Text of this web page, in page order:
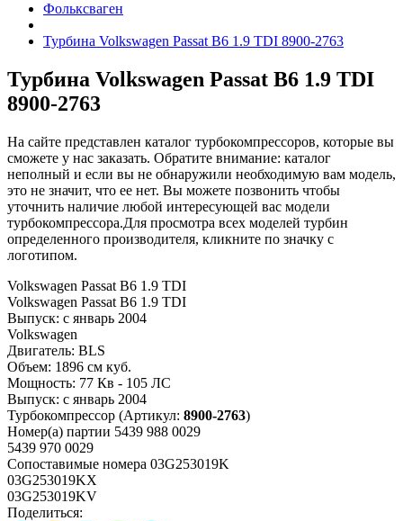
Фольксваген
Турбина Volkswagen Passat B6 1.9 TDI 8900-2763
Турбина Volkswagen Passat B6 1.9 TDI
8900-2763
На сайте представлен каталог турбокомпрессоров, которые вы
сможете у нас заказать. Обратите внимание: каталог
неполный и если вы не обнаружили необходимую вам модель,
это не значит, что ее нет. Вы можете позвонить чтобы
уточнить наличие любой интересующей вас модели
турбокомпрессора.Для просмотра всех моделей турбин
определенного производителя, кликните по значку с
логотипом.
Volkswagen Passat B6 1.9 TDI
Volkswagen Passat B6 1.9 TDI
Выпуск: с январь 2004
Volkswagen
Двигатель: BLS
Объем: 1896 см куб.
Мощность: 77 Кв - 105 ЛС
Выпуск: с январь 2004
Турбокомпрессор (Артикул: 8900-2763)
Номер(а) партии 5439 988 0029
5439 970 0029
Сопоставимые номера 03G253019K
03G253019KX
03G253019KV
Поделиться: